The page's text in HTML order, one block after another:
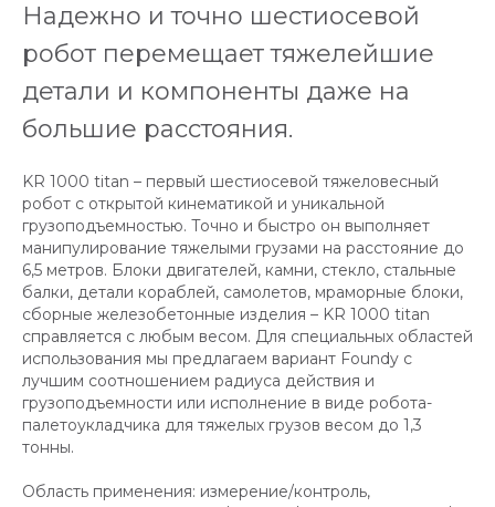
Надежно и точно шестиосевой
робот перемещает тяжелейшие
детали и компоненты даже на
большие расстояния.
KR 1000 titan – первый шестиосевой тяжеловесный
робот с открытой кинематикой и уникальной
грузоподъемностью. Точно и быстро он выполняет
манипулирование тяжелыми грузами на расстояние до
6,5 метров. Блоки двигателей, камни, стекло, стальные
балки, детали кораблей, самолетов, мраморные блоки,
сборные железобетонные изделия – KR 1000 titan
справляется с любым весом. Для специальных областей
использования мы предлагаем вариант Foundy с
лучшим соотношением радиуса действия и
грузоподъемности или исполнение в виде робота-
палетоукладчика для тяжелых грузов весом до 1,3
тонны.
Область применения: измерение/контроль,